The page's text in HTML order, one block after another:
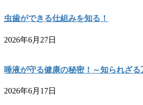
虫歯ができる仕組みを知る！
2026年6月27日
唾液が守る健康の秘密！～知られざ
2026年6月17日